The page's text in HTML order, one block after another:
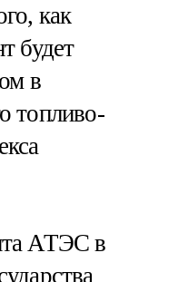
как
будет
в
топливо-
АТЭС в